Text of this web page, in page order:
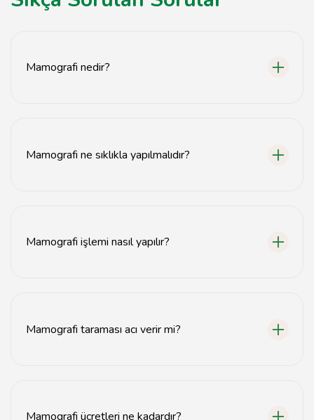
Mamografi nedir?
Mamografi ne sıklıkla yapılmalıdır?
Mamografi işlemi nasıl yapılır?
Mamografi taraması acı verir mi?
Mamografi ücretleri ne kadardır?